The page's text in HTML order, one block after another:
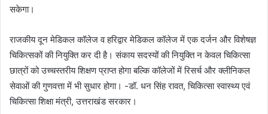
सकेगा।
राजकीय दून मेडिकल कॉलेज व हरिद्वार मेडिकल कॉलेज में एक दर्जन और विशेषज्ञ
चिकित्सकों की नियुक्ति कर दी है। संकाय सदस्यों की नियुक्ति न केवल चिकित्सा
छात्रों को उच्चस्तरीय शिक्षण प्राप्त होगा बल्कि कॉलेजों में रिसर्च और क्लीनिकल
सेवाओं की गुणवत्ता में भी सुधार होगा। -डॉ. धन सिंह रावत, चिकित्सा स्वास्थ्य एवं
चिकित्सा शिक्षा मंत्री, उत्तराखंड सरकार।